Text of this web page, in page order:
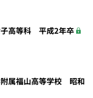
高等科 平成2年卒
属福山高等学校 昭和